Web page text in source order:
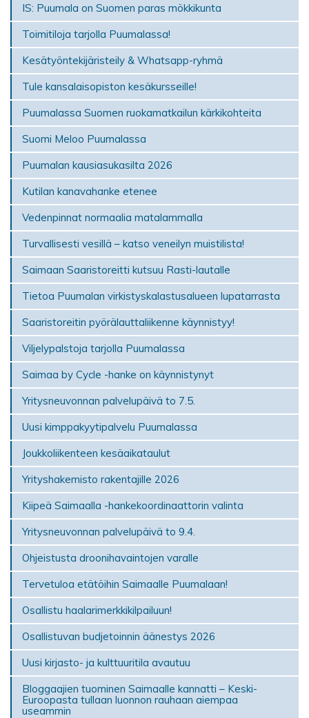
IS: Puumala on Suomen paras mökki­kunta
Toimitiloja tarjolla Puumalassa!
Kesätyöntekijäristeily & Whatsapp-ryhmä
Tule kansalaisopiston kesäkursseille!
Puumalassa Suomen ruokamatkailun kärkikohteita
Suomi Meloo Puumalassa
Puumalan kausiasukasilta 2026
Kutilan kanavahanke etenee
Vedenpinnat normaalia matalammalla
Turvallisesti vesillä – katso veneilyn muistilista!
Saimaan Saaristoreitti kutsuu Rasti-lautalle
Tietoa Puumalan virkistyskalastusalueen lupatarrasta
Saaristoreitin pyörälauttaliikenne käynnistyy!
Viljelypalstoja tarjolla Puumalassa
Saimaa by Cycle -hanke on käynnistynyt
Yritysneuvonnan palvelupäivä to 7.5.
Uusi kimppakyytipalvelu Puumalassa
Joukkoliikenteen kesäaikataulut
Yrityshakemisto rakentajille 2026
Kiipeä Saimaalla -hankekoordinaattorin valinta
Yritysneuvonnan palvelupäivä to 9.4.
Ohjeistusta droonihavaintojen varalle
Tervetuloa etätöihin Saimaalle Puumalaan!
Osallistu haalarimerkkikilpailuun!
Osallistuvan budjetoinnin äänestys 2026
Uusi kirjasto- ja kulttuuritila avautuu
Bloggaajien tuominen Saimaalle kannatti – Keski-
Euroopasta tullaan luonnon rauhaan aiempaa
useammin